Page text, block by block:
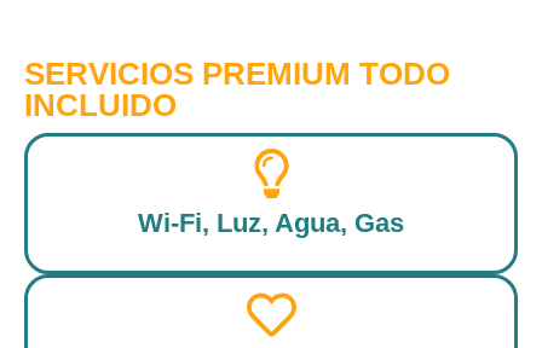
SERVICIOS PREMIUM TODO
INCLUIDO
Wi-Fi, Luz, Agua, Gas